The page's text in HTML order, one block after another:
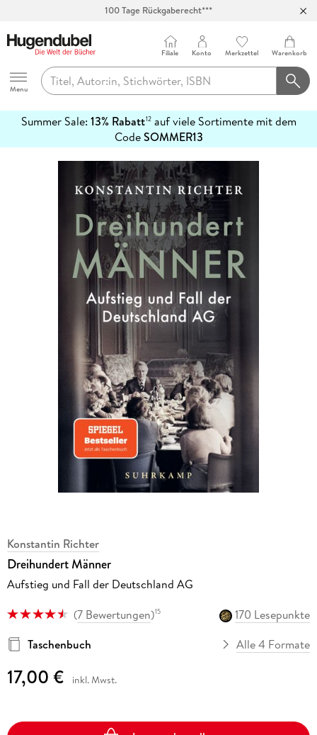
Hugendubel
Menu
Filiale Konto Merkzettel Warenkorb
Summer Sale: 13% Rabatt12auf viele Sortimente mit dem
CodeSOMMER13
erfahren
Konstantin Richter
Dreihundert Männer
Aufstieg und Fall der Deutschland AG
(7 Bewertungen)15
170 Lesepunkte
Taschenbuch
Alle 4 Formate
17,00 € inkl. Mwst.